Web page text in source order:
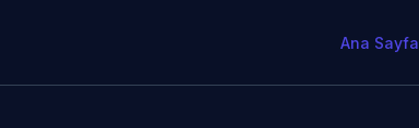
Ana Sayfa